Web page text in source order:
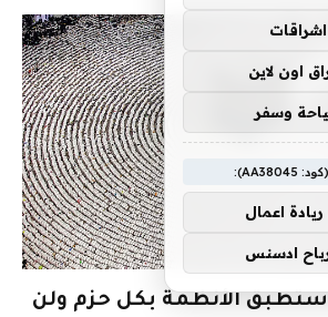
ستطبق الأنظمة بكل حزم ولن
اون لاين
وسفر
اعمال
ادسنس